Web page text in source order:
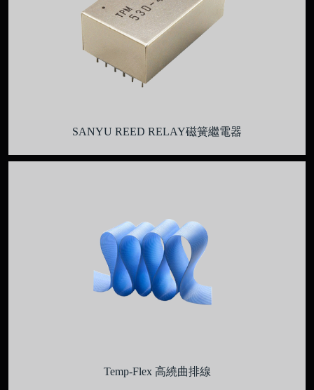
SANYU REED RELAY磁簧繼電器
Temp-Flex 高繞曲排線